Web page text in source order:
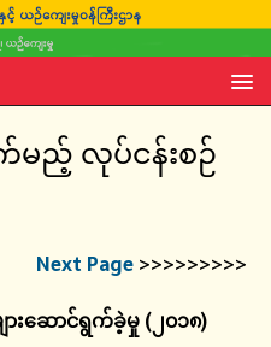
ည့် လုပ်ငန်းစဉ်
Next Page>>>>>>>>>
းဆောင်ရွက်ခဲ့မှု (၂၀၁၈)